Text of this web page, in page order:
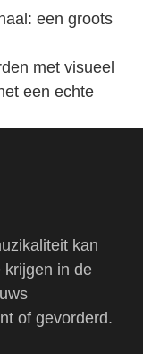
een groots
met visueel
een echte
kan
krijgen in de
of gevorderd.